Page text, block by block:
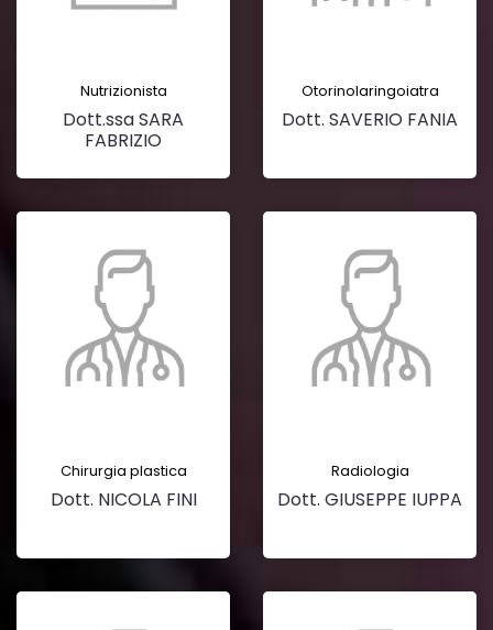
Nutrizionista
Dott.ssa SARA
FABRIZIO
Otorinolaringoiatra
Dott. SAVERIO FANIA
Chirurgia plastica
Dott. NICOLA FINI
Radiologia
Dott. GIUSEPPE IUPPA